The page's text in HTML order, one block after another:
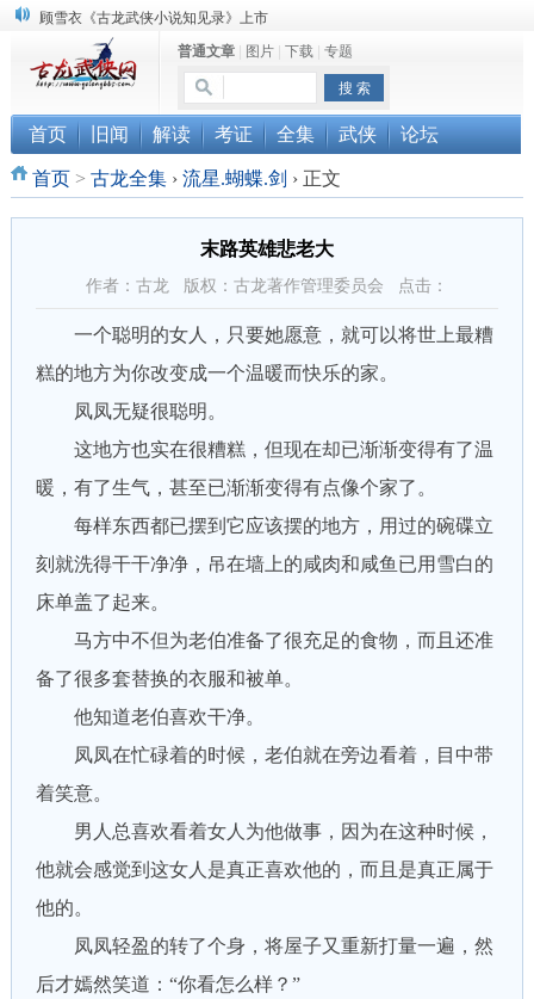
顾雪衣《古龙武侠小说知见录》上市
“武侠书库”查缺补漏活动圆满结束
《古龙小说原貌探究》修订版已上市
普通文章| 图片| 下载| 专题
首页 旧闻 解读 考证 全集 武侠 论坛
首页> 古龙全集 › 流星.蝴蝶.剑 ›正文
末路英雄悲老大
作者：古龙 版权：古龙著作管理委员会 点击：
一个聪明的女人，只要她愿意，就可以将世上最糟
糕的地方为你改变成一个温暖而快乐的家。
凤凤无疑很聪明。
这地方也实在很糟糕，但现在却已渐渐变得有了温
暖，有了生气，甚至已渐渐变得有点像个家了。
每样东西都已摆到它应该摆的地方，用过的碗碟立
刻就洗得干干净净，吊在墙上的咸肉和咸鱼已用雪白的
床单盖了起来。
马方中不但为老伯准备了很充足的食物，而且还准
备了很多套替换的衣服和被单。
他知道老伯喜欢干净。
凤凤在忙碌着的时候，老伯就在旁边看着，目中带
着笑意。
男人总喜欢看着女人为他做事，因为在这种时候，
他就会感觉到这女人是真正喜欢他的，而且是真正属于
他的。
凤凤轻盈的转了个身，将屋子又重新打量一遍，然
后才嫣然笑道：“你看怎么样？”